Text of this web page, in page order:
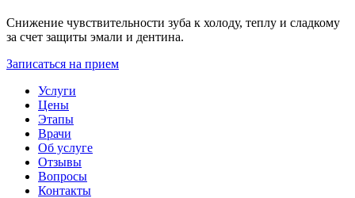
Снижение чувствительности зуба к холоду, теплу и сладкому
за счет защиты эмали и дентина.
Записаться на прием
Услуги
Цены
Этапы
Врачи
Об услуге
Отзывы
Вопросы
Контакты